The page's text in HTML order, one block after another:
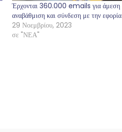
Έρχονται 360.000 emails για άμεση
αναβάθμιση και σύνδεση με την εφορία
29 Νοεμβρίου, 2023
σε "ΝΕΑ"